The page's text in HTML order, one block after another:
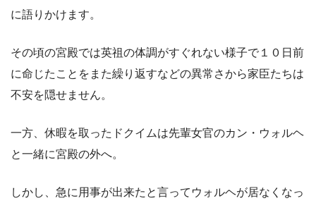
に語りかけます。
その頃の宮殿では英祖の体調がすぐれない様子で１０日前
に命じたことをまた繰り返すなどの異常さから家臣たちは
不安を隠せません。
一方、休暇を取ったドクイムは先輩女官のカン・ウォルヘ
と一緒に宮殿の外へ。
しかし、急に用事が出来たと言ってウォルヘが居なくなっ